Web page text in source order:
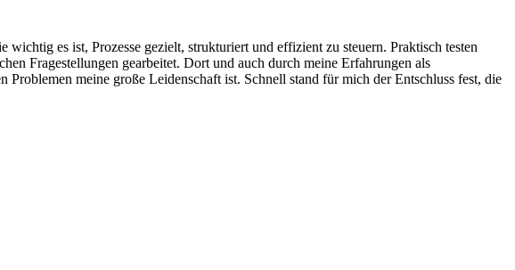
es ist, Prozesse gezielt, strukturiert und effizient zu steuern. Praktisch testen
Fragestellungen gearbeitet. Dort und auch durch meine Erfahrungen als
meine große Leidenschaft ist. Schnell stand für mich der Entschluss fest, die